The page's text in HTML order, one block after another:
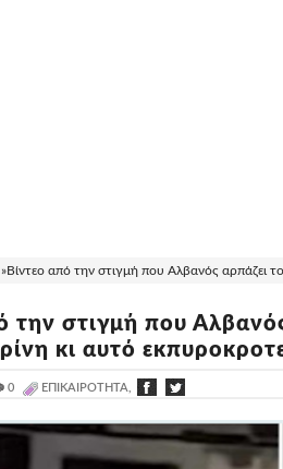
Βίντεο από την στιγμή που Αλβανός αρπάζει
την στιγμή που
κι αυτό
0 ΕΠΙΚΑΙΡΌΤΗΤΑ,